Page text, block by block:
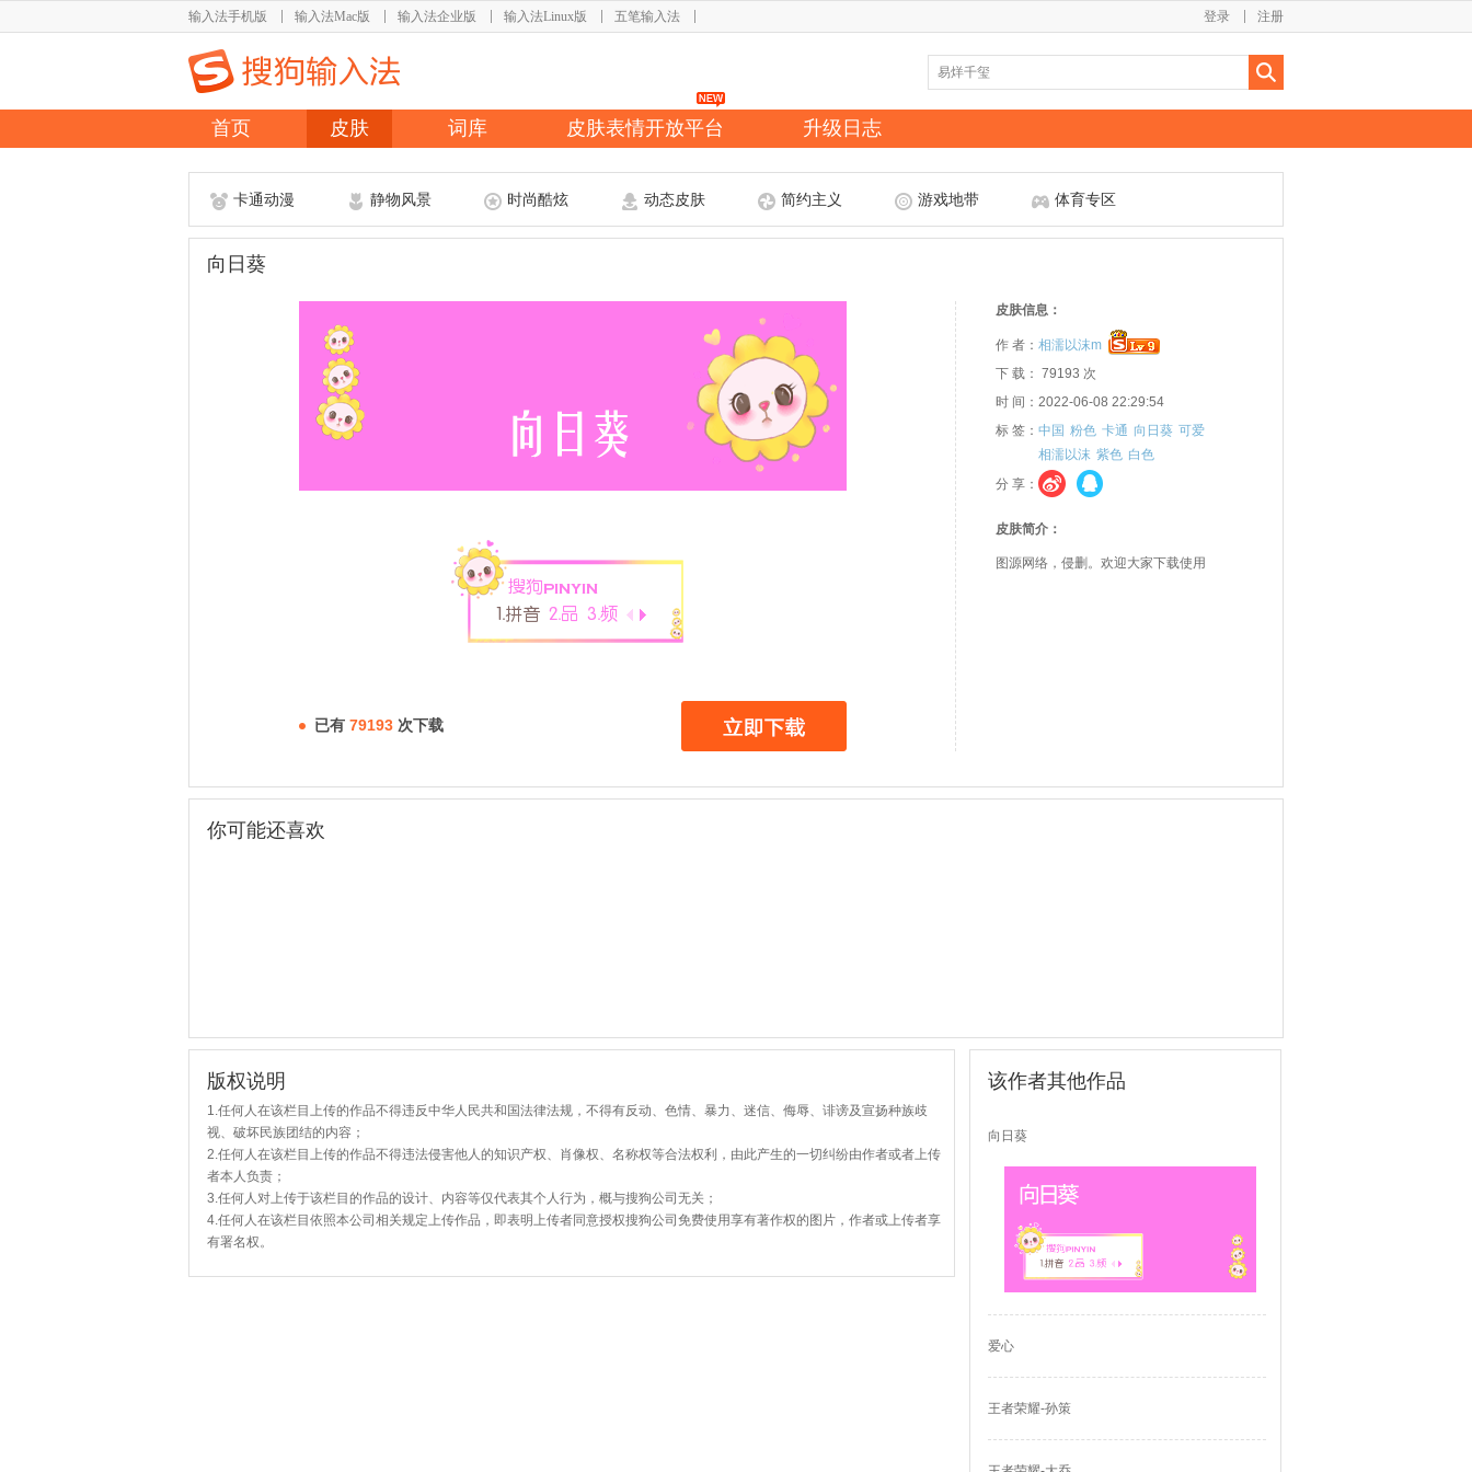
输入法手机版 输入法Mac版 输入法企业版 输入法Linux版 五笔输入法 注册
登录
首页 皮肤 词库 皮肤表情开放平台 升级日志
卡通动漫 静物风景 时尚酷炫 动态皮肤 简约主义 游戏地带 体育专区
向日葵
已有 79193 次下载
皮肤信息：
作 者： 相濡以沫m
下 载： 79193 次
时 间：2022-06-08 22:29:54
标 签： 中国 粉色 卡通 向日葵 可爱
相濡以沫 紫色 白色
分 享：
皮肤简介：
图源网络，侵删。欢迎大家下载使用
你可能还喜欢
版权说明
1.任何人在该栏目上传的作品不得违反中华人民共和国法律法规，不得有反动、色情、暴力、迷信、侮辱、诽谤及宣扬种族歧
视、破坏民族团结的内容；
2.任何人在该栏目上传的作品不得违法侵害他人的知识产权、肖像权、名称权等合法权利，由此产生的一切纠纷由作者或者上传
者本人负责；
3.任何人对上传于该栏目的作品的设计、内容等仅代表其个人行为，概与搜狗公司无关；
4.任何人在该栏目依照本公司相关规定上传作品，即表明上传者同意授权搜狗公司免费使用享有著作权的图片，作者或上传者享
有署名权。
该作者其他作品
向日葵
爱心
王者荣耀-孙策